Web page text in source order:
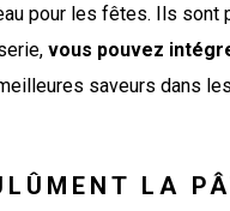
pour les fêtes. Ils sont
vous pouvez
saveurs dans
LA